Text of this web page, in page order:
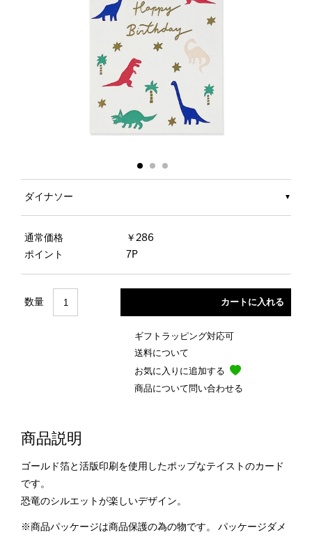
ダイナソー
通常価格
￥286
ポイント
7P
数量
ギフトラッピング対応可
送料について
お気に入りに追加する
商品について問い合わせる
商品説明
ゴールド箔と活版印刷を使用したポップなテイストのカード
です。
恐竜のシルエットが楽しいデザイン。
※商品パッケージは商品保護の為の物です。 パッケージダメ